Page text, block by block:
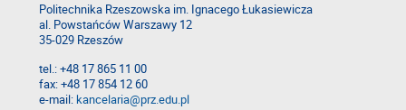
Politechnika Rzeszowska im. Ignacego Łukasiewicza
al. Powstańców Warszawy 12
35-029 Rzeszów
tel.: +48 17 865 11 00
fax: +48 17 854 12 60
e-mail:kancelaria@prz.edu.pl